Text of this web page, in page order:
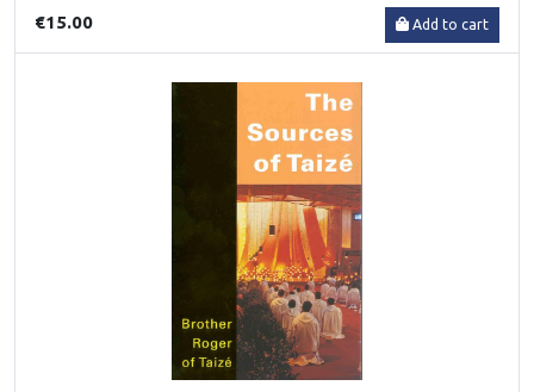
€15.00 Add to cart